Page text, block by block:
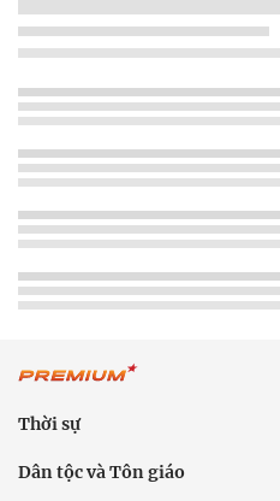
Thời sự
Dân tộc và Tôn giáo